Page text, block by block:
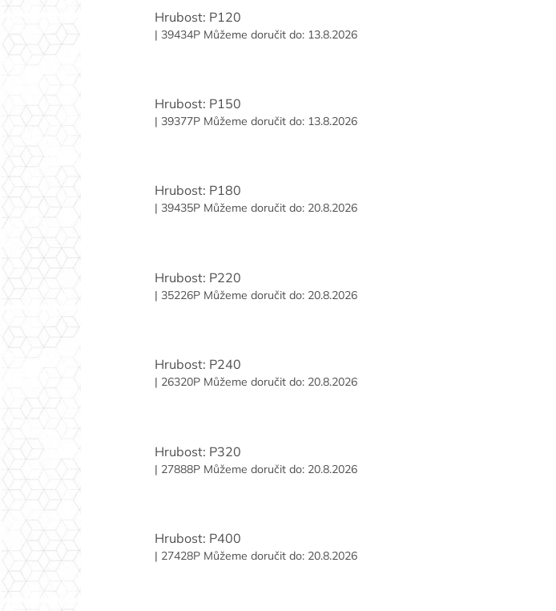
Hrubost: P120
| 39434P Můžeme doručit do: 13.8.2026
Hrubost: P150
| 39377P Můžeme doručit do: 13.8.2026
Hrubost: P180
| 39435P Můžeme doručit do: 20.8.2026
Hrubost: P220
| 35226P Můžeme doručit do: 20.8.2026
Hrubost: P240
| 26320P Můžeme doručit do: 20.8.2026
Hrubost: P320
| 27888P Můžeme doručit do: 20.8.2026
Hrubost: P400
| 27428P Můžeme doručit do: 20.8.2026